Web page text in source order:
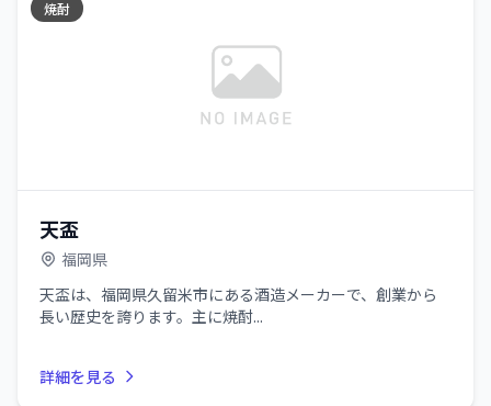
焼酎
天盃
福岡県
天盃は、福岡県久留米市にある酒造メーカーで、創業から
長い歴史を誇ります。主に焼酎...
詳細を見る